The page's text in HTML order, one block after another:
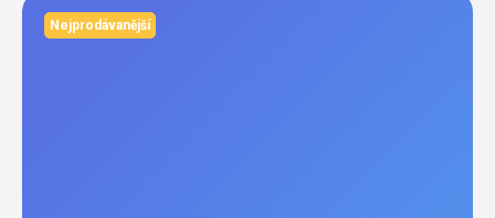
Nejprodávanější